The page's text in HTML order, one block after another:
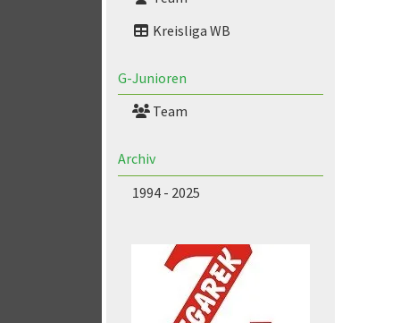
Kreisliga WB
G-Junioren
Team
Archiv
1994 - 2025